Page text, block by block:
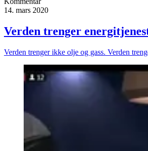
14. mars 2020
Verden trenger
Verden trenger ikke olje og gass. Verden